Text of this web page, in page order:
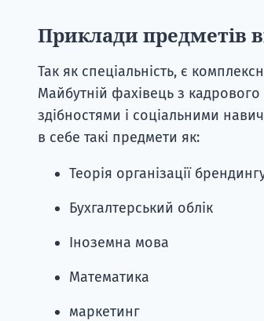
Приклади предметів
Так як спеціальність, є
Майбутній фахівець з
здібностями і соціальними
в себе такі предмети як:
Теорія організації
Бухгалтерський облік
Іноземна мова
Математика
маркетинг